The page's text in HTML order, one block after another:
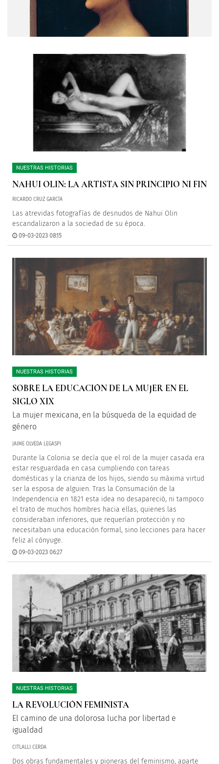
SIGLO XX
NUESTRAS HISTORIAS
NAHUI OLIN: LA ARTISTA SIN PRINCIPIO NI FIN
RICARDO CRUZ GARCÍA
Las atrevidas fotografías de desnudos de Nahui Olin
escandalizaron a la sociedad de su época.
09-03-2023 08:15
NUESTRAS HISTORIAS
SOBRE LA EDUCACIÓN DE LA MUJER EN EL
SIGLO XIX
La mujer mexicana, en la búsqueda de la equidad de
género
JAIME OLVEDA LEGASPI
Durante la Colonia se decía que el rol de la mujer casada era
estar resguardada en casa cumpliendo con tareas
domésticas y la crianza de los hijos, siendo su máxima virtud
ser la esposa de alguien. Tras la Consumación de la
Independencia en 1821 esta idea no desapareció, ni tampoco
el trato de muchos hombres hacia ellas, quienes las
consideraban inferiores, que requerían protección y no
necesitaban una educación formal, sino lecciones para hacer
feliz al cónyuge.
09-03-2023 06:27
NUESTRAS HISTORIAS
LA REVOLUCIÓN FEMINISTA
El camino de una dolorosa lucha por libertad e
igualdad
CITLALLI CERDA
Dos obras fundamentales y pioneras del feminismo, aparte